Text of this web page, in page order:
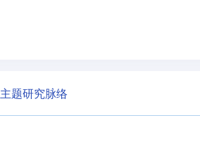
主题研究脉络